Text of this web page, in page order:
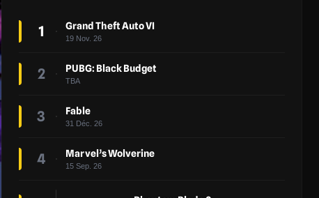
1 Grand Theft Auto VI
19 Nov. 26
2 PUBG: Black Budget
TBA
3 Fable
31 Déc. 26
4 Marvel’s Wolverine
15 Sep. 26